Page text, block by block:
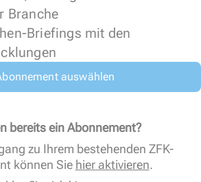
Branche
Briefings mit den
auswählen
bereits ein Abonnement?
zu Ihrem bestehenden ZFK-
können Sie hier aktivieren.